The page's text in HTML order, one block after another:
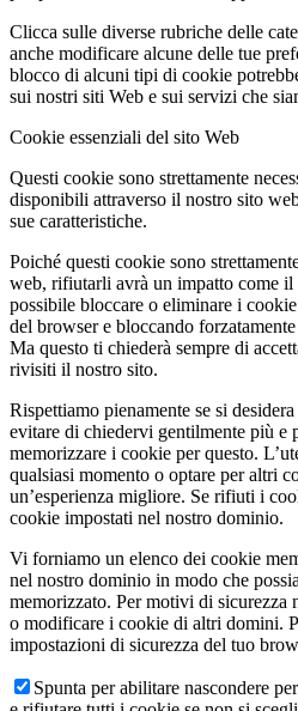
Clicca sulle diverse rubriche delle
anche modificare alcune delle tue
blocco di alcuni tipi di cookie
sui nostri siti Web e sui servizi che
Cookie essenziali del sito Web
Questi cookie sono strettamente
disponibili attraverso il nostro sito
sue caratteristiche.
Poiché questi cookie sono
web, rifiutarli avrà un impatto come il
possibile bloccare o eliminare i
del browser e bloccando
Ma questo ti chiederà sempre di
rivisiti il nostro sito.
Rispettiamo pienamente se si
evitare di chiedervi gentilmente più e
memorizzare i cookie per questo.
qualsiasi momento o optare per altri
un’esperienza migliore. Se rifiuti i
cookie impostati nel nostro dominio.
Vi forniamo un elenco dei cookie
nel nostro dominio in modo che
memorizzato. Per motivi di sicurezza
o modificare i cookie di altri domini.
impostazioni di sicurezza del tuo
Spunta per abilitare nascondere